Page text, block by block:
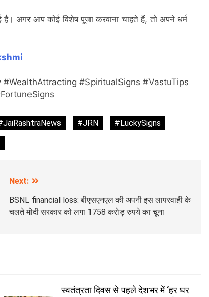
अगर आप कोई विशेष पूजा करवाना चाहते हैं, तो अपने धर्म
#SpiritualSigns #VastuTips
#JRN
#LuckySigns
Next:
BSNL financial loss: बीएसएनएल की अपनी इस लापरवाही के
चलते मोदी सरकार को लगा 1758 करोड़ रुपये का चूना
स्वतंत्रता दिवस से पहले देशभर में ‘हर घर